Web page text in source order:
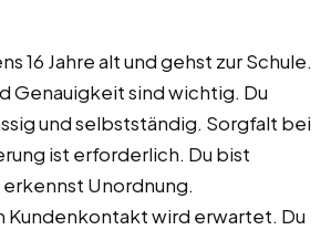
16 Jahre alt und gehst zur Schule.
Genauigkeit sind wichtig. Du
und selbstständig. Sorgfalt bei
ist erforderlich. Du bist
Unordnung.
Kundenkontakt wird erwartet. Du